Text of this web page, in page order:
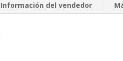
Información del vendedor